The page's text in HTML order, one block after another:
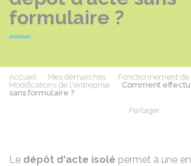
formulaire ?
Accueil Mes démarches
Fonctionnement
Modifications de l'entreprise
Comment
sans formulaire ?
Partager
Le dépôt d'acte isolé permet à une